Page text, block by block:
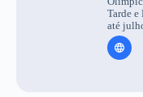
Tarde
até